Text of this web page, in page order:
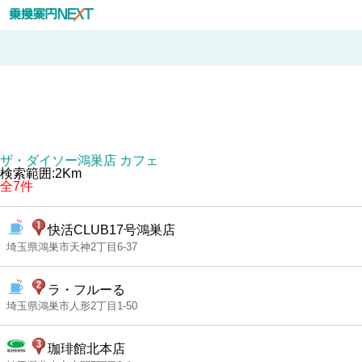
ザ・ダイソー鴻巣店 カフェ
検索範囲:2Km
全7件
快活CLUB17号鴻巣店
埼玉県鴻巣市天神2丁目6-37
ラ・フルーる
埼玉県鴻巣市人形2丁目1-50
珈琲館北本店